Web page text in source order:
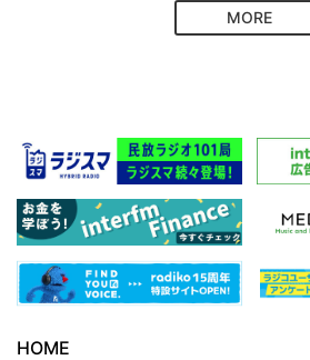
MORE
HOME